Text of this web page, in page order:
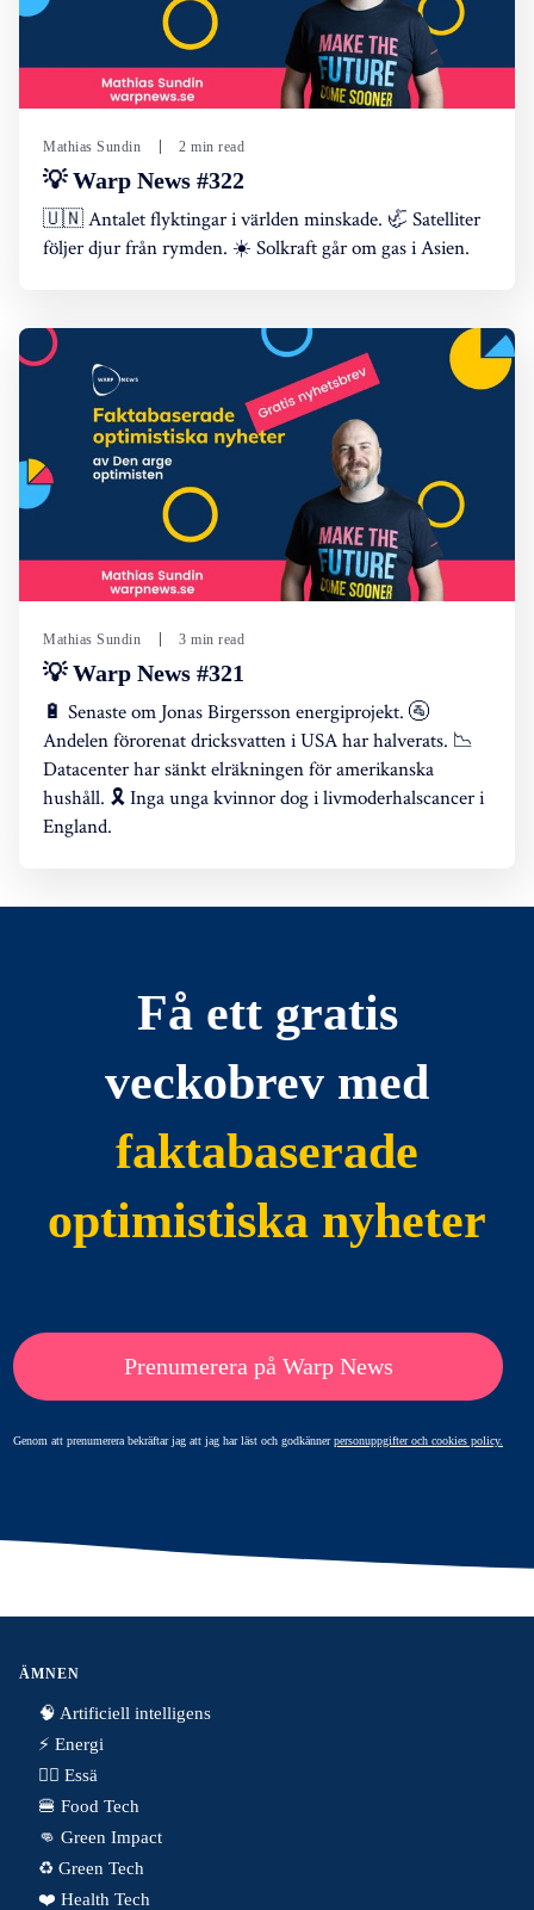
Mathias Sundin 2 min read
💡 Warp News #322
🇺🇳 Antalet flyktingar i världen minskade. 🦏 Satelliter
följer djur från rymden. ☀️ Solkraft går om gas i Asien.
Mathias Sundin 3 min read
💡 Warp News #321
🔋 Senaste om Jonas Birgersson energiprojekt. 🚰
Andelen förorenat dricksvatten i USA har halverats. 📉
Datacenter har sänkt elräkningen för amerikanska
hushåll. 🎗️ Inga unga kvinnor dog i livmoderhalscancer i
England.
Få ett gratis
veckobrev med
faktabaserade
optimistiska nyheter
Prenumerera på Warp News
Genom att prenumerera bekräftar jag att jag har läst och godkännerpersonuppgifter och cookies policy.
ÄMNEN
🧠 Artificiell intelligens
⚡️ Energi
✍🏼 Essä
🍔 Food Tech
👊 Green Impact
♻️ Green Tech
❤️ Health Tech